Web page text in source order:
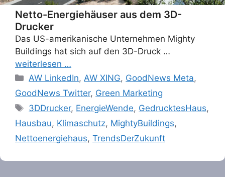
Netto-Energiehäuser aus dem 3D-
Drucker
Das US-amerikanische Unternehmen Mighty
Buildings hat sich auf den 3D-Druck …
weiterlesen …
Categories
AW LinkedIn,AW XING, GoodNews Meta,
GoodNews Twitter, Green Marketing
Tags
3DDrucker, EnergieWende, GedrucktesHaus,
Hausbau, Klimaschutz, MightyBuildings,
Nettoenergiehaus, TrendsDerZukunft